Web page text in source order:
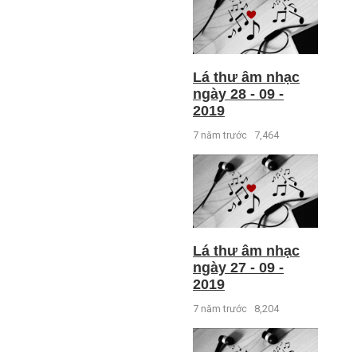
Lá thư âm nhạc
ngày 28 - 09 -
2019
7 năm trước 7,464
Lá thư âm nhạc
ngày 27 - 09 -
2019
7 năm trước 8,204